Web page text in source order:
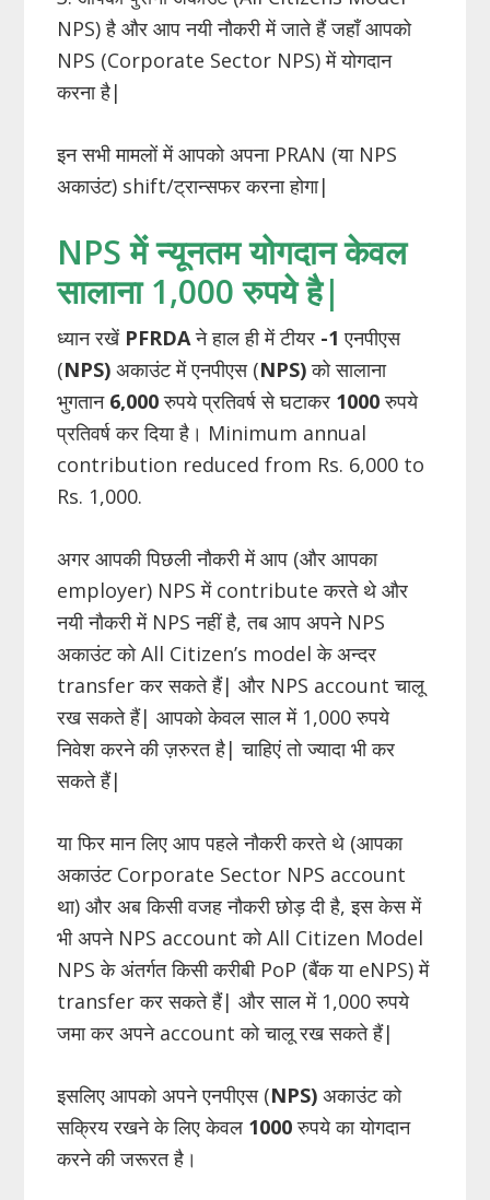
NPS) है और आप नयी नौकरी में जाते हैं जहाँ आपको
NPS (Corporate Sector NPS) में योगदान
करना है|
इन सभी मामलों में आपको अपना PRAN (या NPS
अकाउंट) shift/ट्रान्सफर करना होगा|
NPS में न्यूनतम योगदान केवल
सालाना 1,000 रुपये है|
ध्यान रखें PFRDAने हाल ही में टीयर -1एनपीएस
(NPS) अकाउंट में एनपीएस (NPS)को सालाना
भुगतान 6,000रुपये प्रतिवर्ष से घटाकर 1000रुपये
प्रतिवर्ष कर दिया है। Minimum annual
contribution reduced from Rs. 6,000 to
Rs. 1,000.
अगर आपकी पिछली नौकरी में आप (और आपका
employer) NPS में contribute करते थे और
नयी नौकरी में NPS नहीं है, तब आप अपने NPS
अकाउंट को All Citizen’s model के अन्दर
transfer कर सकते हैं| और NPS account चालू
रख सकते हैं| आपको केवल साल में 1,000 रुपये
निवेश करने की ज़रुरत है| चाहिएं तो ज्यादा भी कर
सकते हैं|
या फिर मान लिए आप पहले नौकरी करते थे (आपका
अकाउंट Corporate Sector NPS account
था) और अब किसी वजह नौकरी छोड़ दी है, इस केस में
भी अपने NPS account को All Citizen Model
NPS के अंतर्गत किसी करीबी PoP (बैंक या eNPS) में
transfer कर सकते हैं| और साल में 1,000 रुपये
जमा कर अपने account को चालू रख सकते हैं|
इसलिए आपको अपने एनपीएस (NPS) अकाउंट को
सक्रिय रखने के लिए केवल 1000रुपये का योगदान
करने की जरूरत है।